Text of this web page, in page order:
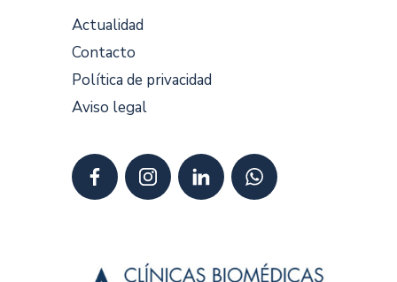
Actualidad
Contacto
Política de privacidad
Aviso legal